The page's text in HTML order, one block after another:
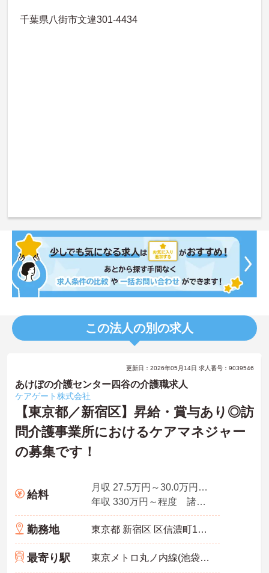
千葉県八街市文違301-4434
この法人の別の求人
更新日：2026年05月14日 求人番号：9039546
あけぼの介護センター四谷の介護職求人
ケアゲート株式会社
【東京都／新宿区】昇給・賞与あり◎訪
問介護事業所におけるケアマネジャー
の募集です！
給料
月収 27.5万円～30.0万円程度 諸手当込
年収 330万円～程度 諸手当込
勤務地 東京都 新宿区 区信濃町11-21 松本ビル1F
最寄り駅 東京メトロ丸ノ内線(池袋－荻窪)「四谷三丁目駅」徒歩6分